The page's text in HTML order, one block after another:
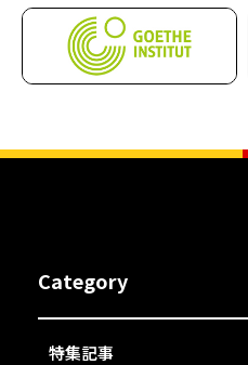
Category
特集記事